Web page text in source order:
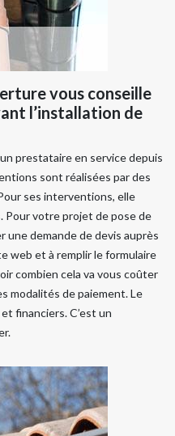
vous conseille
l’installation de
prestataire en service depuis
sont réalisées par des
ses interventions, elle
votre projet de pose de
demande de devis auprès
web et à remplir le formulaire
combien cela va vous coûter
modalités de paiement. Le
financiers. C’est un